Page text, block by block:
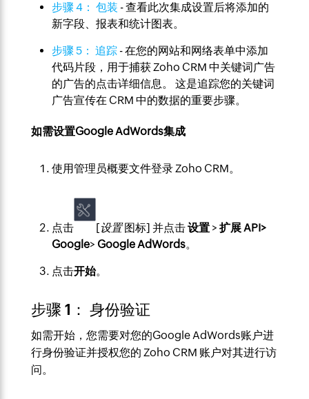
步骤 4： 包装 - 查看此次集成设置后将添加的
新字段、报表和统计图表。
步骤 5： 追踪- 在您的网站和网络表单中添加
代码片段，用于捕获 Zoho CRM 中关键词广告
的广告的点击详细信息。 这是追踪您的关键词
广告宣传在 CRM 中的数据的重要步骤。
如需设置Google AdWords集成
使用管理员概要文件登录 Zoho CRM。
点击 [设置图标] 并点击设置> 扩展 API>
Google> Google AdWords。
点击开始。
步骤 1： 身份验证
如需开始，您需要对您的Google AdWords账户进
行身份验证并授权您的 Zoho CRM 账户对其进行访
问。